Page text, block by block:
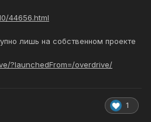
44656.html
лишь на собственном проекте
?launchedFrom=/overdrive/
1